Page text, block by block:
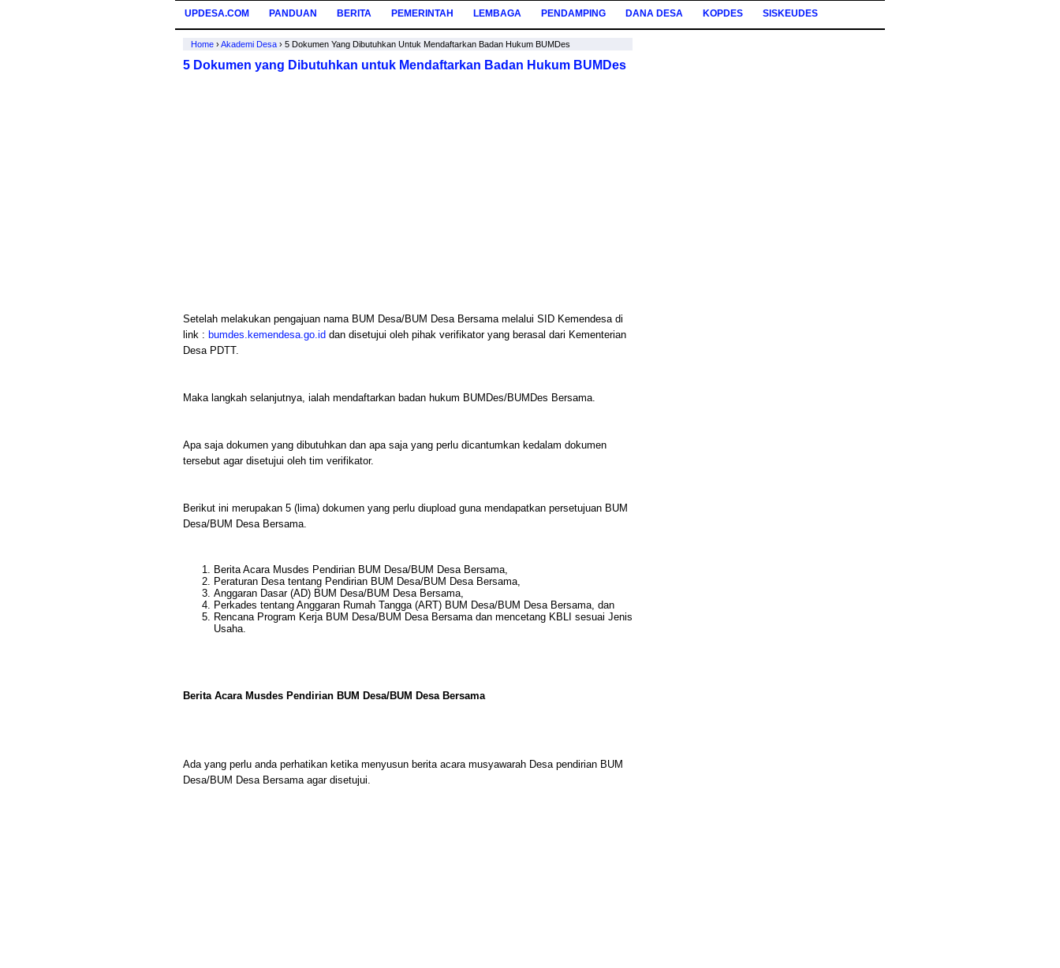
UPDESA.COM PANDUAN BERITA PEMERINTAH LEMBAGA PENDAMPING DANA DESA KOPDES SISKEUDES
Home ›Akademi Desa › 5 Dokumen Yang Dibutuhkan Untuk Mendaftarkan Badan Hukum BUMDes
5 Dokumen yang Dibutuhkan untuk Mendaftarkan Badan Hukum BUMDes
Setelah melakukan pengajuan nama BUM Desa/BUM Desa Bersama melalui SID Kemendesa di
link : bumdes.kemendesa.go.id dan disetujui oleh pihak verifikator yang berasal dari Kementerian
Desa PDTT.
Maka langkah selanjutnya, ialah mendaftarkan badan hukum BUMDes/BUMDes Bersama.
Apa saja dokumen yang dibutuhkan dan apa saja yang perlu dicantumkan kedalam dokumen
tersebut agar disetujui oleh tim verifikator.
Berikut ini merupakan 5 (lima) dokumen yang perlu diupload guna mendapatkan persetujuan BUM
Desa/BUM Desa Bersama.
Berita Acara Musdes Pendirian BUM Desa/BUM Desa Bersama,
Peraturan Desa tentang Pendirian BUM Desa/BUM Desa Bersama,
Anggaran Dasar (AD) BUM Desa/BUM Desa Bersama,
Perkades tentang Anggaran Rumah Tangga (ART) BUM Desa/BUM Desa Bersama, dan
Rencana Program Kerja BUM Desa/BUM Desa Bersama dan mencetang KBLI sesuai Jenis
Usaha.
Berita Acara Musdes Pendirian BUM Desa/BUM Desa Bersama
Ada yang perlu anda perhatikan ketika menyusun berita acara musyawarah Desa pendirian BUM
Desa/BUM Desa Bersama agar disetujui.